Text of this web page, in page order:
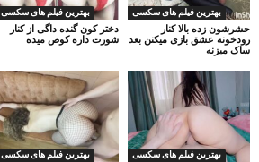
بهترین فیلم های سکسی
دختر کون گنده داگی از کنار
شورت داره کوص میده
بهترین فیلم های سکسی
حشرشون زده بالا کنار
رودخونه عشق بازی میکنن بعد
ساک میزنه
بهترین فیلم های سکسی بهترین فیلم های سکسی